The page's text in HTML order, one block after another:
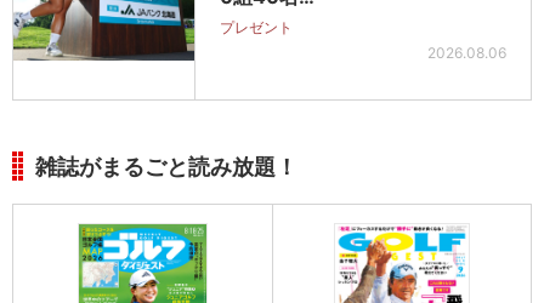
プレゼント
2026.08.06
雑誌がまるごと読み放題！